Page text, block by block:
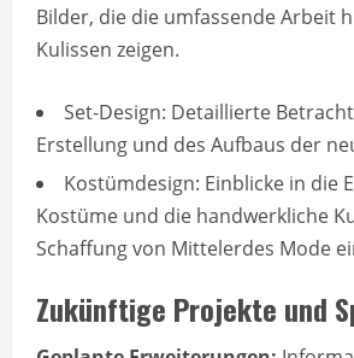
Bilder, die die umfassende Arbeit
Kulissen zeigen.
Set-Design: Detaillierte
Erstellung und des Aufbaus der
Kostümdesign: Einblicke in die
Kostüme und die handwerkliche
Schaffung von Mittelerdes Mode
Zukünftige Projekte und